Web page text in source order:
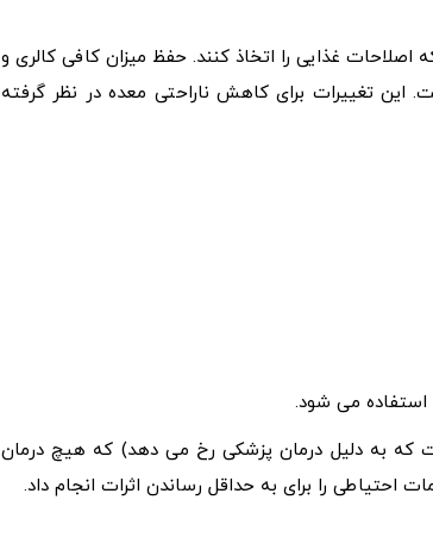
اصلاحات غذایی را اتخاذ کنند. حفظ میزان کافی کالری و
این تغییرات برای کاهش ناراحتی معده در نظر گرفته
استفاده می شود.
که به دلیل درمان پزشکی رخ می دهد) که هیچ درمان
احتیاطی را برای به حداقل رساندن اثرات انجام داد.